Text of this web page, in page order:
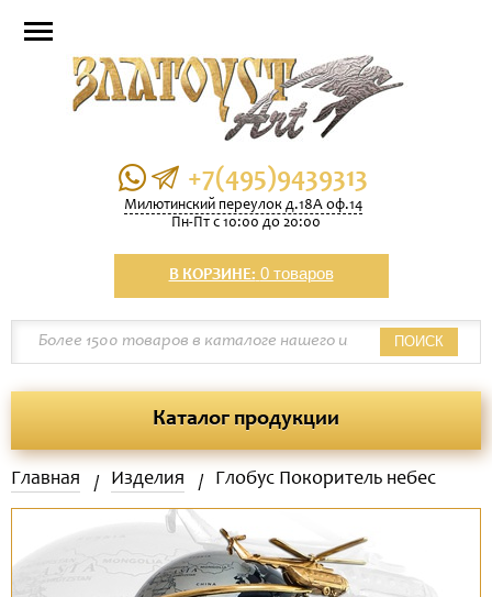
+7(495)9439313
Милютинский переулок д.18А оф.14
Пн-Пт с 10:00 до 20:00
В КОРЗИНЕ: 0 товаров
ПОИСК
Каталог продукции
Главная Изделия Глобус Покоритель небес